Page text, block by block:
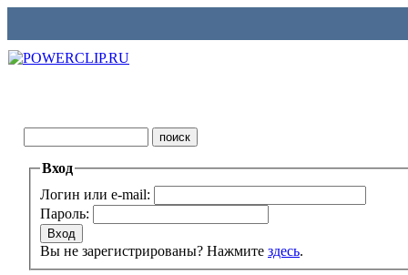
Вход
Логин или e-mail:
Пароль:
Вы не зарегистрированы? Нажмите здесь.